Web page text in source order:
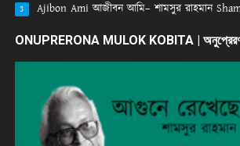
3 Ajibon Ami আজীবন আমি– শামসুর রাহমান
ONUPRERONA MULOK KOBITA |